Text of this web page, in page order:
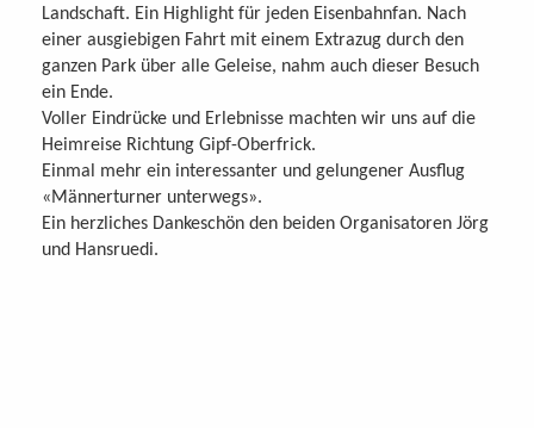
Landschaft. Ein Highlight für jeden Eisenbahnfan. Nach
einer ausgiebigen Fahrt mit einem Extrazug durch den
ganzen Park über alle Geleise, nahm auch dieser Besuch
ein Ende.
Voller Eindrücke und Erlebnisse machten wir uns auf die
Heimreise Richtung Gipf-Oberfrick.
Einmal mehr ein interessanter und gelungener Ausflug
«Männerturner unterwegs».
Ein herzliches Dankeschön den beiden Organisatoren Jörg
und Hansruedi.